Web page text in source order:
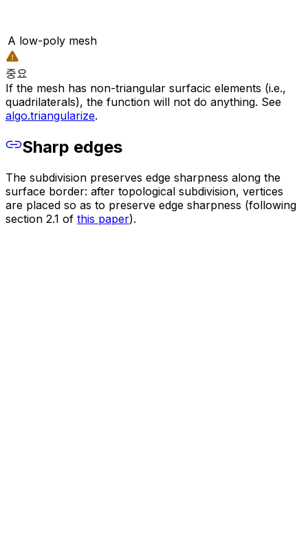
A low-poly mesh
중요
If the mesh has non-triangular surfacic elements (i.e.,
quadrilaterals), the function will not do anything. See
algo.triangularize.
Sharp edges
The subdivision preserves edge sharpness along the
surface border: after topological subdivision, vertices
are placed so as to preserve edge sharpness (following
section 2.1 of this paper).